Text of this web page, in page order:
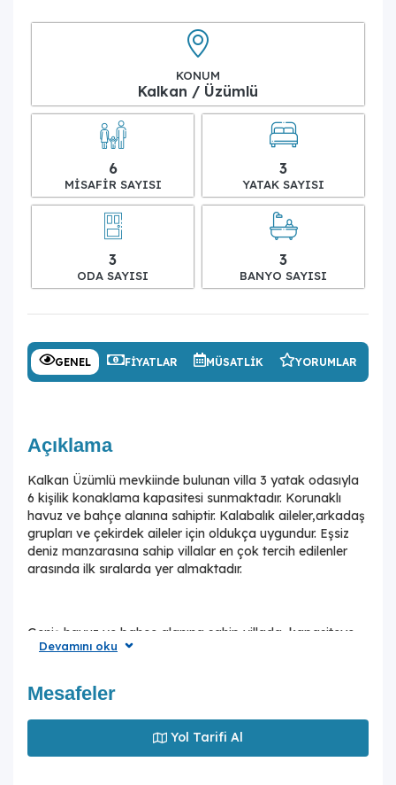
KONUM
Kalkan / Üzümlü
6
MISAFIR SAYISI
3
YATAK SAYISI
3
ODA SAYISI
3
BANYO SAYISI
GENEL FIYATLAR MÜSATLIK YORUMLAR
Açıklama
Kalkan Üzümlü mevkiinde bulunan villa 3 yatak odasıyla
6 kişilik konaklama kapasitesi sunmaktadır. Korunaklı
havuz ve bahçe alanına sahiptir. Kalabalık aileler,arkadaş
grupları ve çekirdek aileler için oldukça uygundur. Eşsiz
deniz manzarasına sahip villalar en çok tercih edilenler
arasında ilk sıralarda yer almaktadır.
Geniş havuz ve bahçe alanına sahip villada, kapasiteye
uygun oturma alanı, şezlong takımı, barbekü; havuz
sizlere eşlik eden langırt, ihtiyaçlarınızı karşılayacak
donanıma sahip şık mutfağı bulunmaktadır. Birinci ve
ikinci yatak odasında çift kişilik yatak ve ebeveyn
banyosu; üçüncü yatak odasında iki tek kişilik yatak ve
ebeveyn banyo bulunmaktadır.
Devamını oku
Mesafeler
Yol Tarifi Al